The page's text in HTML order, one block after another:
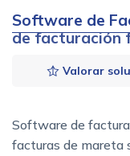
Software de
de facturación
Valorar
Software de
facturas de mareta